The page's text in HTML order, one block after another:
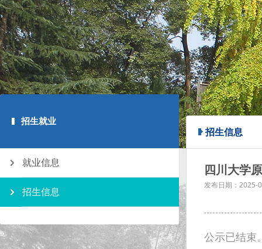
招生就业
就业信息
招生信息
招生信息
四川大学
发布日期： 2025-
公示已结束